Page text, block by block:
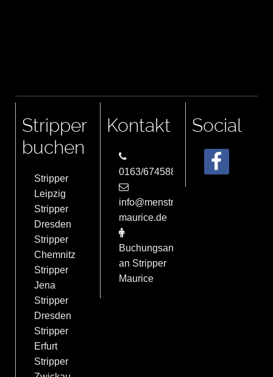
Stripper
buchen
Stripper
Leipzig
Stripper
Dresden
Stripper
Chemnitz
Stripper
Jena
Stripper
Dresden
Stripper
Erfurt
Stripper
Kontakt
0163/6745884
info@menstrip-
maurice.de
Buchungsanfrage
an Stripper
Maurice
Social